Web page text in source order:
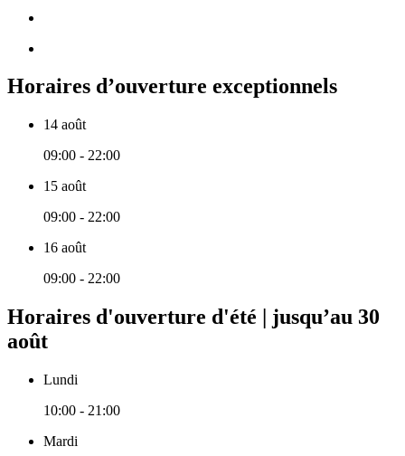
Horaires d’ouverture exceptionnels
14 août
09:00 - 22:00
15 août
09:00 - 22:00
16 août
09:00 - 22:00
Horaires d'ouverture d'été | jusqu’au 30
août
Lundi
10:00 - 21:00
Mardi